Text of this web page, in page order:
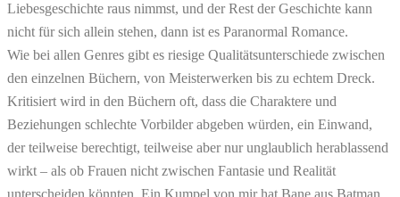
Liebesgeschichte raus nimmst, und der Rest der Geschichte kann
nicht für sich allein stehen, dann ist es Paranormal Romance.
Wie bei allen Genres gibt es riesige Qualitätsunterschiede zwischen
den einzelnen Büchern, von Meisterwerken bis zu echtem Dreck.
Kritisiert wird in den Büchern oft, dass die Charaktere und
Beziehungen schlechte Vorbilder abgeben würden, ein Einwand,
der teilweise berechtigt, teilweise aber nur unglaublich herablassend
wirkt – als ob Frauen nicht zwischen Fantasie und Realität